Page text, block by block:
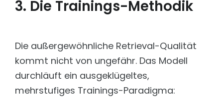
3. Die Trainings-Methodik
Die außergewöhnliche Retrieval-Qualität
kommt nicht von ungefähr. Das Modell
durchläuft ein ausgeklügeltes,
mehrstufiges Trainings-Paradigma: